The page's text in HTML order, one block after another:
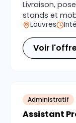
Livraison,
stands et
Louvres
Voir
Administratif
Assistant